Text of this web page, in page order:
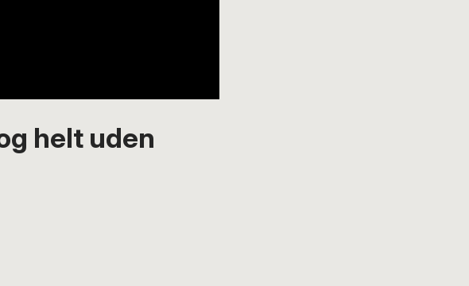
helt uden